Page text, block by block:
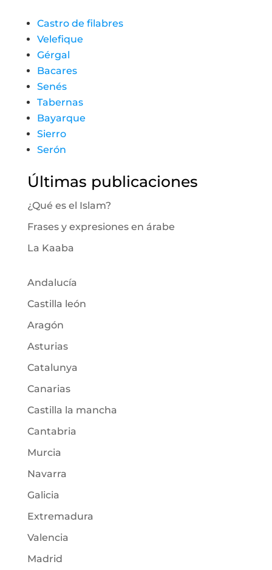
Castro de filabres
Velefique
Gérgal
Bacares
Senés
Tabernas
Bayarque
Sierro
Serón
Últimas publicaciones
¿Qué es el Islam?
Frases y expresiones en árabe
La Kaaba
Andalucía
Castilla león
Aragón
Asturias
Catalunya
Canarias
Castilla la mancha
Cantabria
Murcia
Navarra
Galicia
Extremadura
Valencia
Madrid